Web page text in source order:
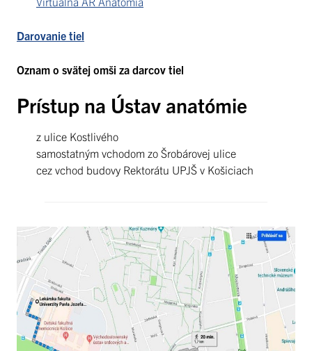
Darovanie tiel
Oznam o svätej omši za darcov tiel
Prístup na Ústav anatómie
z ulice Kostlivého
samostatným vchodom zo Šrobárovej ulice
cez vchod budovy Rektorátu UPJŠ v Košiciach